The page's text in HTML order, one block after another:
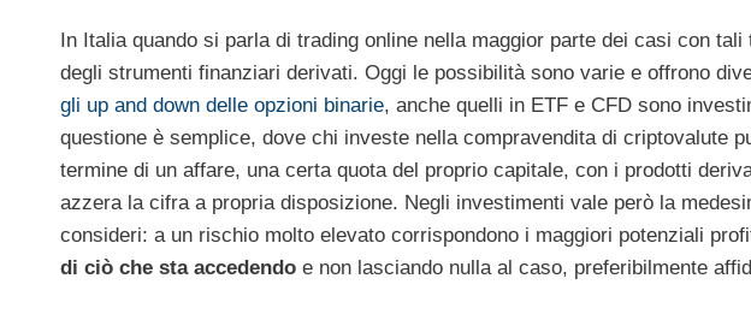
In Italia quando si parla di trading online nella maggior parte dei casi con
degli strumenti finanziari derivati. Oggi le possibilità sono varie e offrono
gli up and down delle opzioni binarie, anche quelli in ETF e CFD sono
questione è semplice, dove chi investe nella compravendita di criptovalute
termine di un affare, una certa quota del proprio capitale, con i prodotti
azzera la cifra a propria disposizione. Negli investimenti vale però la
consideri: a un rischio molto elevato corrispondono i maggiori potenziali
di ciò che sta accedendo e non lasciando nulla al caso, preferibilmente